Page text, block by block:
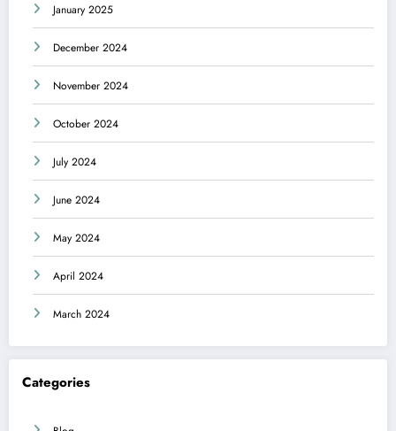
January 2025
December 2024
November 2024
October 2024
July 2024
June 2024
May 2024
April 2024
March 2024
Categories